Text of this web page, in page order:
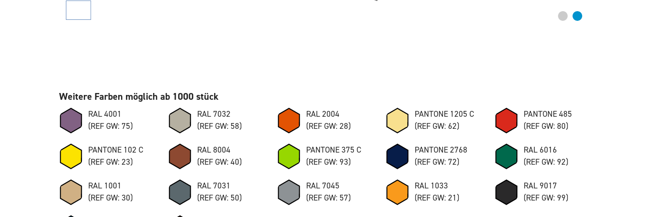
Weitere Farben möglich ab 1000 stück
RAL 4001
(REF GW: 75)
RAL 7032
(REF GW: 58)
RAL 2004
(REF GW: 28)
PANTONE 1205 C
(REF GW: 62)
PANTONE 485
(REF GW: 80)
PANTONE 102 C
(REF GW: 23)
RAL 8004
(REF GW: 40)
PANTONE 375 C
(REF GW: 93)
PANTONE 2768
(REF GW: 72)
RAL 6016
(REF GW: 92)
RAL 1001
(REF GW: 30)
RAL 7031
(REF GW: 50)
RAL 7045
(REF GW: 57)
RAL 1033
(REF GW: 21)
RAL 9017
(REF GW: 99)